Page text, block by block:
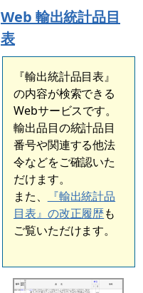
Web 輸出統計品目
表
『輸出統計品目表』
の内容が検索できる
Webサービスです。
輸出品目の統計品目
番号や関連する他法
令などをご確認いた
だけます。
また、
『輸出統計品
目表』の改正履歴も
ご覧いただけます。